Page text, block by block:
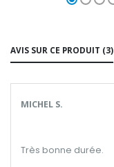
AVIS SUR CE PRODUIT (3)
MICHEL S.
Très bonne durée.